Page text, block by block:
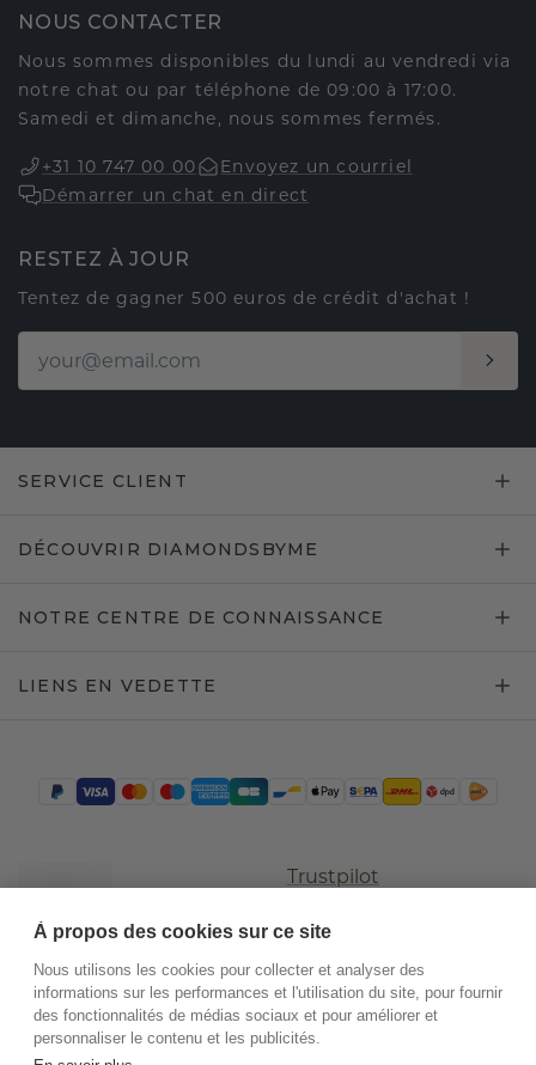
NOUS CONTACTER
Nous sommes disponibles du lundi au vendredi via
notre chat ou par téléphone de 09:00 à 17:00.
Samedi et dimanche, nous sommes fermés.
+31 10 747 00 00
Envoyez un courriel
Démarrer un chat en direct
RESTEZ À JOUR
Tentez de gagner 500 euros de crédit d'achat !
SERVICE CLIENT
DÉCOUVRIR DIAMONDSBYME
NOTRE CENTRE DE CONNAISSANCE
LIENS EN VEDETTE
Trustpilot
À propos des cookies sur ce site
Nous utilisons les cookies pour collecter et analyser des
informations sur les performances et l'utilisation du site, pour fournir
des fonctionnalités de médias sociaux et pour améliorer et
personnaliser le contenu et les publicités.